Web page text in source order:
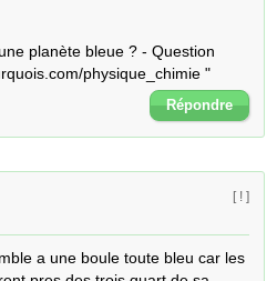
planète bleue ? - Question
physique_chimie "
Répondre
[ ! ]
a une boule toute bleu car les